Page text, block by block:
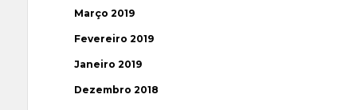
Março 2019
Fevereiro 2019
Janeiro 2019
Dezembro 2018